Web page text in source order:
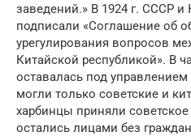
заведений.» В 1924 г. СССР и
подписали «Соглашение об
урегулирования вопросов
Китайской республикой». В
оставалась под
могли только советские и
харбинцы приняли
остались лицами без